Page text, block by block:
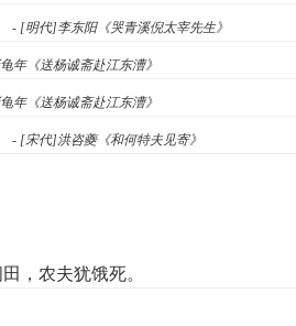
- [明代]李东阳《哭青溪倪太宰先生》
年《送杨诚斋赴江东漕》
年《送杨诚斋赴江东漕》
- [宋代]洪咨夔《和何特夫见寄》
，农夫犹饿死。